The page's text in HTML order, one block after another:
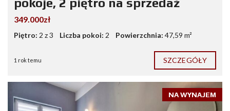
349.000zł
Piętro: 2 z 3 Liczba pokoi: 2 Powierzchnia: 47,59 m²
1 rok temu SZCZEGÓŁY
NA WYNAJEM